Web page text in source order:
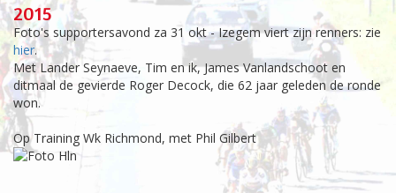
2015
Foto's supportersavond za 31 okt - Izegem viert zijn renners: zie
hier.
Met Lander Seynaeve, Tim en ik, James Vanlandschoot en
ditmaal de gevierde Roger Decock, die 62 jaar geleden de ronde
won.
Op Training Wk Richmond, met Phil Gilbert